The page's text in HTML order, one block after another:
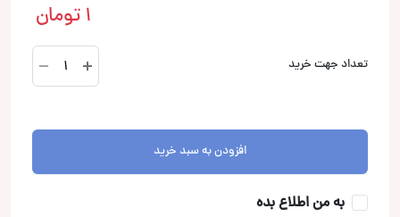
1 تومان
تعداد جهت خرید
ML
700
افزودن به سبد خرید
به من اطلاع بده